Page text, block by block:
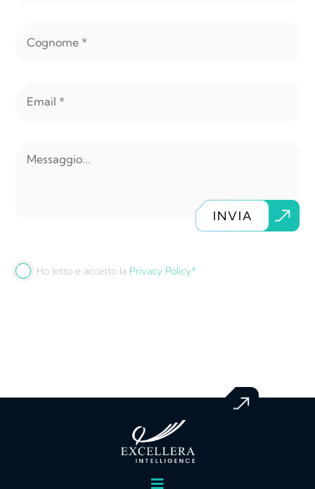
Ho letto e accetto la Privacy Policy*
INVIA